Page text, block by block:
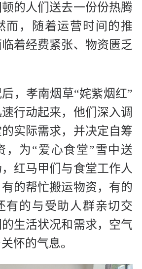
的人们送去一份份热腾
而，随着运营时间的推
着经费紧张、物资匮乏
，孝南烟草“姹紫烟红”
行动起来，他们深入调
实际需求，并决定自筹
，为“爱心食堂”雪中送
红马甲们与食堂工作人
的帮忙搬运物资，有的
有的与受助人群亲切交
生活状况和需求，空气
怀的气息。